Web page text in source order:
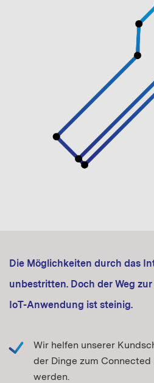
Die Möglichkeiten durch das
unbestritten. Doch der Weg
IoT-Anwendung ist steinig.
Wir helfen unserer
der Dinge zum Connected
werden.